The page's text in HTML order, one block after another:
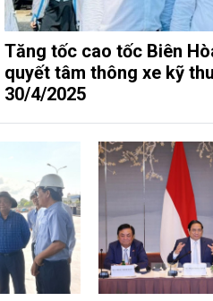
Tăng tốc cao tốc Biên
quyết tâm thông xe kỹ
30/4/2025